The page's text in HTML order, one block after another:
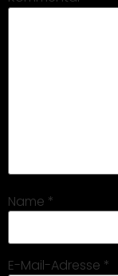
Name *
E-Mail-Adresse *